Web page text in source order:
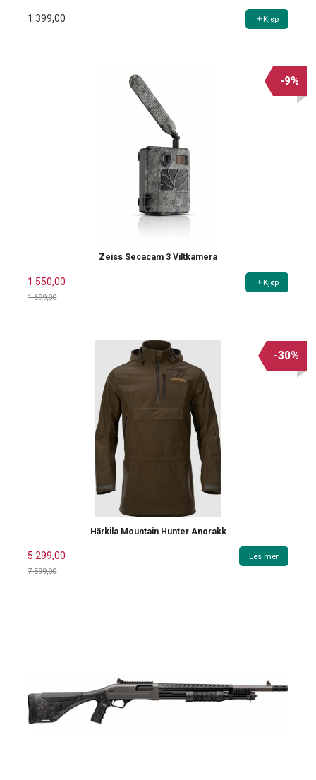
1 399,00 Kjøp
Zeiss Secacam 3 Viltkamera
1 550,00
1 699,00
-9%
Kjøp
Härkila Mountain Hunter Anorakk
5 299,00
7 599,00
-30%
Les mer